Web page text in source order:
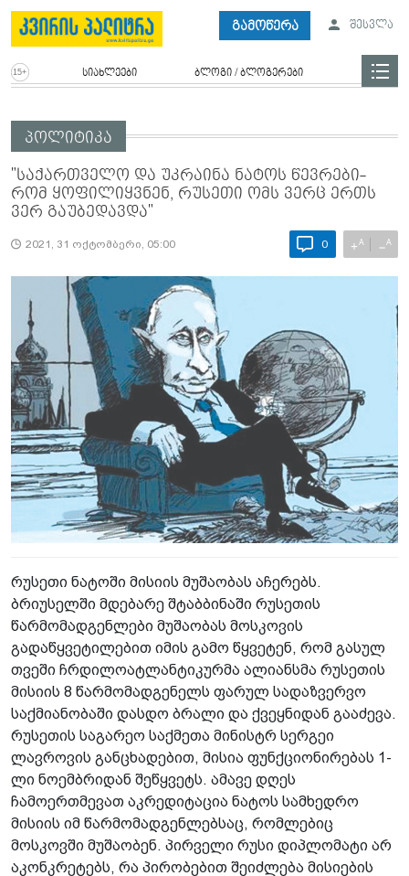
გამოწერა შესვლა
სიახლეები ბლოგი / ბლოგერები
პოლიტიკა
"საქართველო და უკრაინა ნატოს წევრები­
რომ ყოფილიყვნენ, რუსეთი ომს ვერც ერთს
ვერ გაუბედავდა"
2021, 31 ოქტომბერი, 05:00 0 +A −A
რუსეთი ნატოში მისიის მუშაობას აჩერებს.
ბრიუსელში მდებარე შტაბბინაში რუსეთის
წარმომადგენლები მუშაობას მოსკოვის
გადაწყვეტილებით იმის გამო წყვეტენ, რომ გასულ
თვეში ჩრდილოატლანტიკურმა ალიანსმა რუსეთის
მისიის 8 წარმომადგენელს ფარულ სადაზვერვო
საქმიანობაში დასდო ბრალი და ქვეყნიდან გააძევა.
რუსეთის საგარეო საქმეთა მინისტრ სერგეი
ლავროვის განცხადებით, მისია ფუნქციონირებას 1-
ლი ნოემბრიდან შეწყვეტს. ამავე დღეს
ჩამოერთმევათ აკრედიტაცია ნატოს სამხედრო
მისიის იმ წარმომადგენლებსაც, რომლებიც
მოსკოვში მუშაობენ. პირველი რუსი დიპლომატი არ
აკონკრეტებს, რა პირობებით შეიძლება მისიების